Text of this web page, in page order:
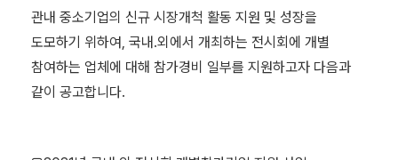
관내 중소기업의 신규 시장개척 활동 지원 및 성장을
도모하기 위하여, 국내․외에서 개최하는 전시회에 개별
참여하는 업체에 대해 참가경비 일부를 지원하고자 다음과
같이 공고합니다.